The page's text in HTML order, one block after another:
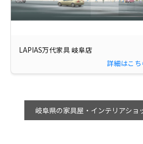
LAPIAS万代家具 岐阜店
詳細はこち
岐阜県の家具屋・インテリアショ